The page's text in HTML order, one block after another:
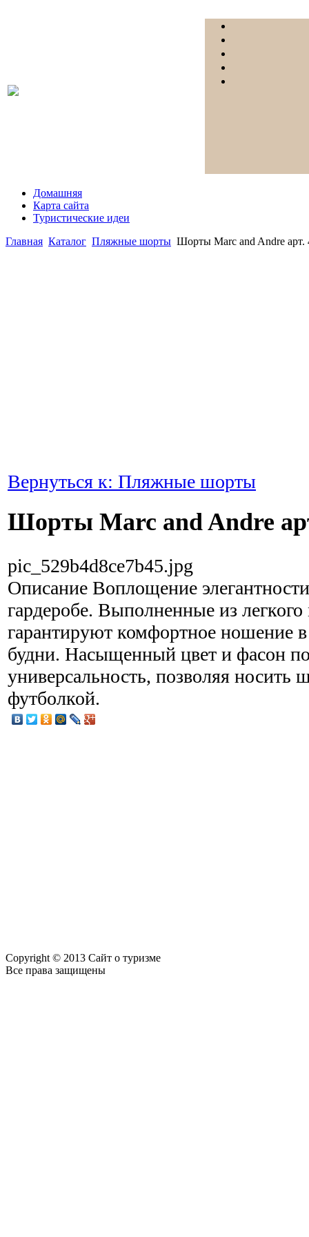
Домашняя
Карта сайта
Туристические идеи
Главная Каталог Пляжные шорты Шорты Marc and Andre арт.
Вернуться к: Пляжные шорты
Шорты Marc and Andre
pic_529b4d8ce7b45.jpg
Описание Bоплощение
гардеробе. Выполненные из
гарантируют комфортное ношение
будни. Насыщенный цвет и фасон
универсальность, позволяя
футболкой.
Copyright © 2013 Сайт о туризме
Все права защищены